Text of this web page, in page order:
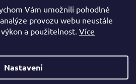
Vám umožnili pohodlné
provozu webu neustále
a použitelnost. Více
Nastavení